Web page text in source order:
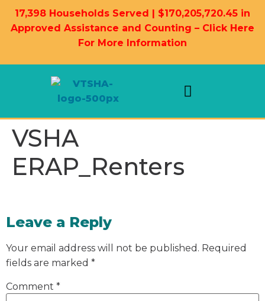
17,398 Households Served | $170,205,720.45 in
Approved Assistance and Counting – Click Here
For More Information
VSHA
ERAP_Renters
Leave a Reply
Your email address will not be published. Required
fields are marked *
Comment *